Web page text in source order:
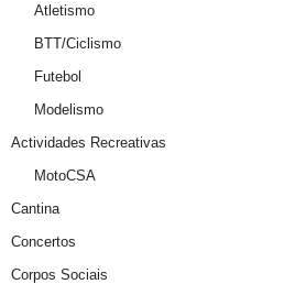
Atletismo
BTT/Ciclismo
Futebol
Modelismo
Actividades Recreativas
MotoCSA
Cantina
Concertos
Corpos Sociais